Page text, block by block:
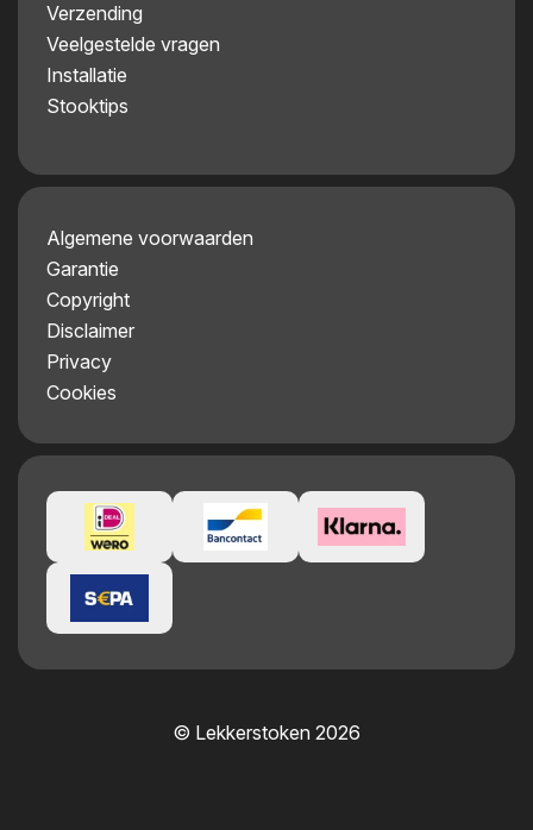
Verzending
Veelgestelde vragen
Installatie
Stooktips
Algemene voorwaarden
Garantie
Copyright
Disclaimer
Privacy
Cookies
© Lekkerstoken 2026